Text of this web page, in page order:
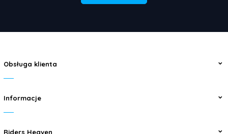
Obsługa klienta
Informacje
Riders Heaven